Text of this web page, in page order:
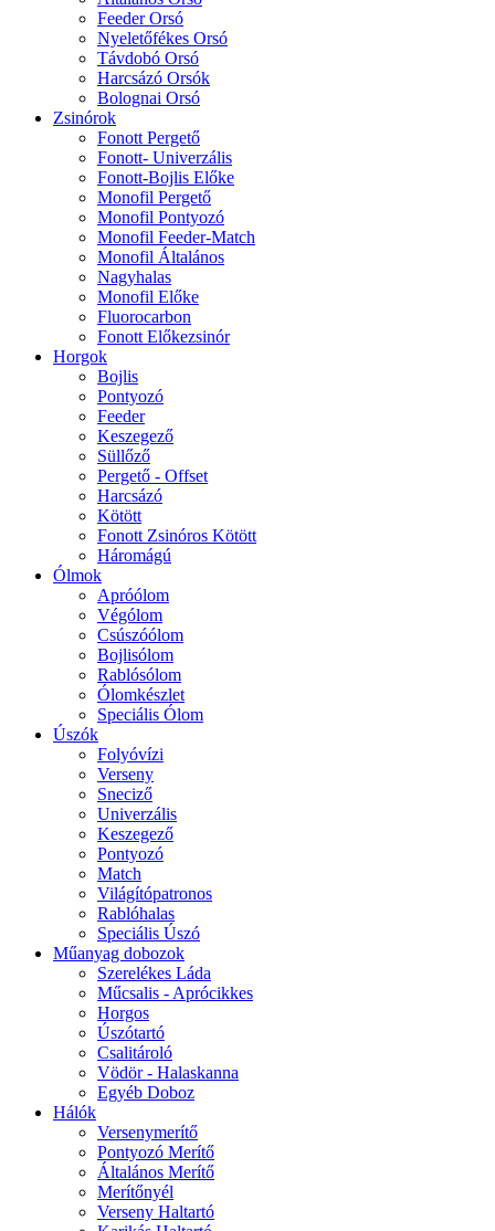
Feeder Orsó
Nyeletőfékes Orsó
Távdobó Orsó
Harcsázó Orsók
Bolognai Orsó
Zsinórok
Fonott Pergető
Fonott- Univerzális
Fonott-Bojlis Előke
Monofil Pergető
Monofil Pontyozó
Monofil Feeder-Match
Monofil Általános
Nagyhalas
Monofil Előke
Fluorocarbon
Fonott Előkezsinór
Horgok
Bojlis
Pontyozó
Feeder
Keszegező
Süllőző
Pergető - Offset
Harcsázó
Kötött
Fonott Zsinóros Kötött
Háromágú
Ólmok
Apróólom
Végólom
Csúszóólom
Bojlisólom
Rablósólom
Ólomkészlet
Speciális Ólom
Úszók
Folyóvízi
Verseny
Sneciző
Univerzális
Keszegező
Pontyozó
Match
Világítópatronos
Rablóhalas
Speciális Úszó
Műanyag dobozok
Szerelékes Láda
Műcsalis - Aprócikkes
Horgos
Úszótartó
Csalitároló
Vödör - Halaskanna
Egyéb Doboz
Hálók
Versenymerítő
Pontyozó Merítő
Általános Merítő
Merítőnyél
Verseny Haltartó